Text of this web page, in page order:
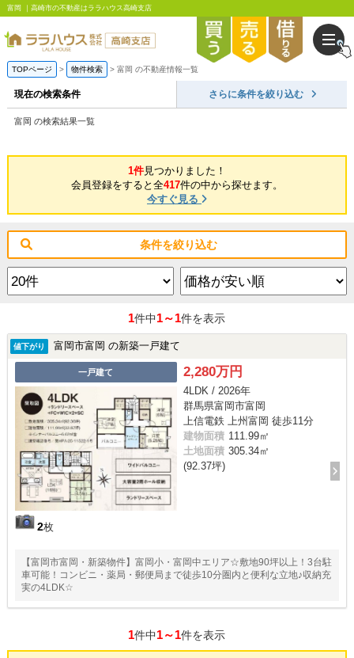
富岡 ｜高崎市の不動産はララハウス高崎支店
TOPページ 物件検索 富岡 の不動産情報一覧
現在の検索条件 さらに条件を絞り込む
富岡 の検索結果一覧
1件見つかりました！
会員登録をすると全417件の中から探せます。
今すぐ見る
条件を絞り込む
1件中1～1件を表示
値下がり 富岡市富岡 の新築一戸建て
一戸建て
2枚
2,280万円
4LDK / 2026年
群馬県富岡市富岡
上信電鉄 上州富岡 徒歩11分
建物面積 111.99㎡
土地面積 305.34㎡
(92.37坪)
【富岡市富岡・新築物件】富岡小・富岡中エリア☆敷地90坪以上！3台駐
車可能！コンビニ・薬局・郵便局まで徒歩10分圏内と便利な立地♪収納充
実の4LDK☆
1件中1～1件を表示